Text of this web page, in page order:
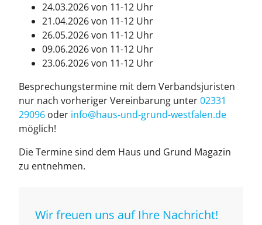
24.03.2026 von 11-12 Uhr
21.04.2026 von 11-12 Uhr
26.05.2026 von 11-12 Uhr
09.06.2026 von 11-12 Uhr
23.06.2026 von 11-12 Uhr
Besprechungstermine mit dem Verbandsjuristen
nur nach vorheriger Vereinbarung unter02331
29096oder info@haus-und-grund-west­fa­len.de
möglich!
Die Termine sind dem Haus und Grund Magazin
zu entnehmen.
Wir freuen uns auf Ihre Nachricht!